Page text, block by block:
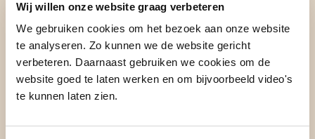
Wij willen onze website graag verbeteren
We gebruiken cookies om het bezoek aan onze website
te analyseren. Zo kunnen we de website gericht
verbeteren. Daarnaast gebruiken we cookies om de
website goed te laten werken en om bijvoorbeeld video's
te kunnen laten zien.
van beide organisaties worden samengebracht, waardoor
het beste van beiden behouden blijft en elkaar versterkt.
Geen sciencefiction, maar